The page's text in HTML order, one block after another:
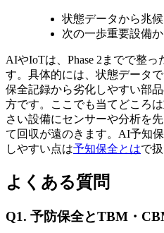
状態データから兆
次の一歩重要設備
AIやIoTは、Phase 2までで整
す。具体的には、状態データ
保全記録から劣化しやすい部
方です。ここでも当てどころ
さい設備にセンサーや分析を
て回収が遠のきます。AI予知
しやすい点は予知保全とはで
よくある質問
Q1. 予防保全とTBM・